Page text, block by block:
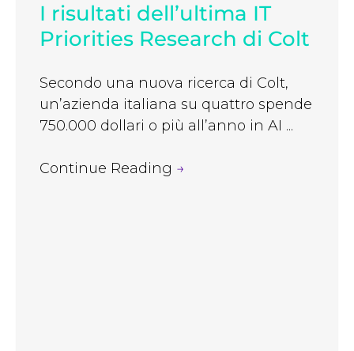
I risultati dell’ultima IT
Priorities Research di Colt
Secondo una nuova ricerca di Colt,
un’azienda italiana su quattro spende
750.000 dollari o più all’anno in AI ...
Continue Reading →